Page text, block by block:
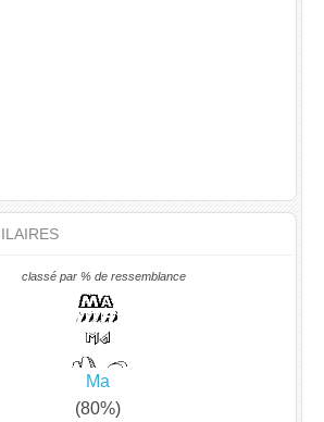
classé par % de ressemblance
Ma
(80%)